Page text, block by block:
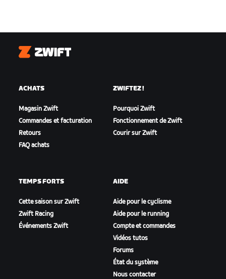
Zwift
ACHATS
Magasin Zwift
Commandes et facturation
Retours
FAQ achats
ZWIFTEZ !
Pourquoi Zwift
Fonctionnement de Zwift
Courir sur Zwift
TEMPS FORTS
Cette saison sur Zwift
Zwift Racing
Événements Zwift
AIDE
Aide pour le cyclisme
Aide pour le running
Compte et commandes
Vidéos tutos
Forums
État du système
Nous contacter